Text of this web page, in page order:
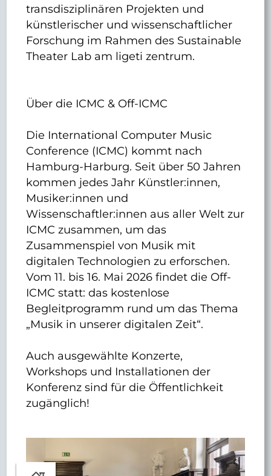
transdisziplinären Projekten und
künstlerischer und wissenschaftlicher
Forschung im Rahmen des Sustainable
Theater Lab am ligeti zentrum.
Über die ICMC & Off-ICMC
Die International Computer Music
Conference (ICMC) kommt nach
Hamburg-Harburg. Seit über 50 Jahren
kommen jedes Jahr Künstler:innen,
Musiker:innen und
Wissenschaftler:innen aus aller Welt zur
ICMC zusammen, um das
Zusammenspiel von Musik mit
digitalen Technologien zu erforschen.
Vom 11. bis 16. Mai 2026 findet die Off-
ICMC statt: das kostenlose
Begleitprogramm rund um das Thema
„Musik in unserer digitalen Zeit“.
Auch ausgewählte Konzerte,
Workshops und Installationen der
Konferenz sind für die Öffentlichkeit
zugänglich!